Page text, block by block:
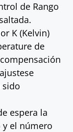
de Rango
K (Kelvin)
de
sido
espera la
el número